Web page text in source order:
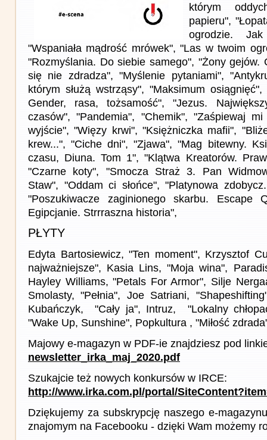
którym
papieru",
ogrodzie.
"Wspaniała mądrość mrówek", "Las w twoim
"Rozmyślania. Do siebie samego", "Żony gejów.
się nie zdradza", "Myślenie pytaniami",
którym służą wstrząsy", "Maksimum osiągnięć",
Gender, rasa, tożsamość", "Jezus.
czasów", "Pandemia", "Chemik", "Zaśpiewaj mi
wyjście", "Więzy krwi", "Księżniczka mafii",
krew...", "Ciche dni", "Zjawa", "Mag bitewny.
czasu, Diuna. Tom 1", "Klątwa Kreatorów.
"Czarne koty", "Smocza Straż 3. Pan
Staw", "Oddam ci słońce", "Platynowa
"Poszukiwacze zaginionego skarbu. Escape
Egipcjanie. Strrraszna historia",
PŁYTY
Edyta Bartosiewicz, "Ten moment", Krzysztof
najważniejsze", Kasia Lins, "Moja wina",
Hayley Williams, "Petals For Armor", Silje
Smolasty, "Pełnia", Joe Satriani,
Kubańczyk, "Cały ja", Intruz, "Lokalny
"Wake Up, Sunshine", Popkultura , "Miłość
Majowy e-magazyn w PDF-ie znajdziesz pod
newsletter_irka_maj_2020.pdf
Szukajcie też nowych konkursów w IRCE:
http://www.irka.com.pl/portal/
Dziękujemy za subskrypcję naszego e-
znajomym na Facebooku - dzięki Wam możemy